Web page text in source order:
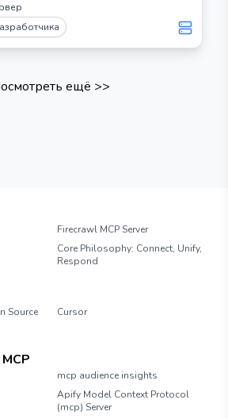
ещё >>
Firecrawl MCP Server
Core Philosophy: Connect, Unify,
Respond
Source
Cursor
mcp audience insights
Apify Model Context Protocol
(mcp) Server